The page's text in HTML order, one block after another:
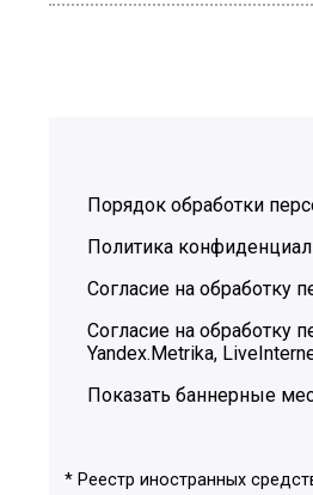
Порядок обработки
Политика
Согласие на обработку
Согласие на обработку
Yandex.Metrika,
Показать баннерные
* Реестр иностранных